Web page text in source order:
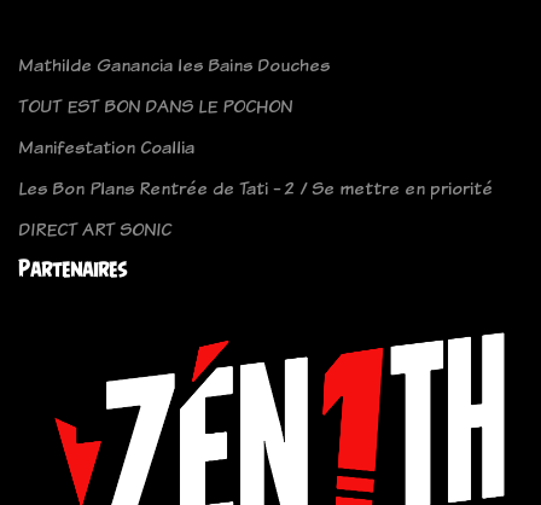
Mathilde Ganancia les Bains Douches
TOUT EST BON DANS LE POCHON
Manifestation Coallia
Les Bon Plans Rentrée de Tati - 2 / Se mettre en priorité
DIRECT ART SONIC
Partenaires